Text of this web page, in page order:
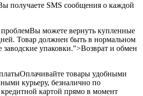
получаете SMS сообщения о каждой
Вы можете вернуть купленные
Товар должнен быть в нормальном
заводские упаковки.">Возврат и обмен
Оплачивайте товары удобными
курьеру, безналично по
картой прямо в момент